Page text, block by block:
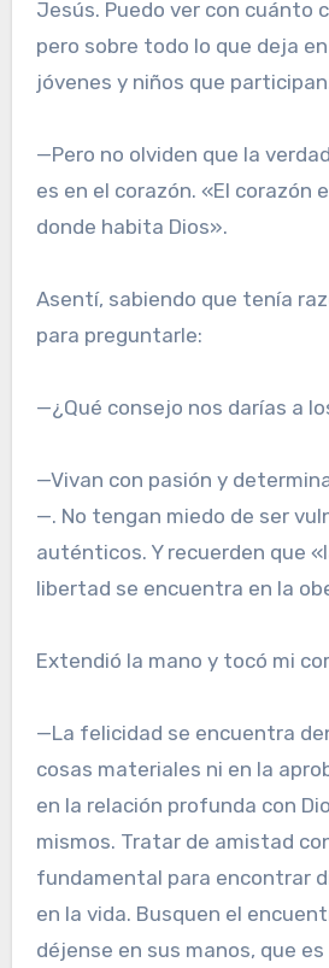
Jesús. Puedo ver con cuánto
pero sobre todo lo que deja
jóvenes y niños que
—Pero no olviden que la
es en el corazón. «El corazón
donde habita Dios».
Asentí, sabiendo que tenía
para preguntarle:
—¿Qué consejo nos darías a
—Vivan con pasión y
—. No tengan miedo de ser
auténticos. Y recuerden que
libertad se encuentra en la
Extendió la mano y tocó mi
—La felicidad se encuentra
cosas materiales ni en la
en la relación profunda con
mismos. Tratar de amistad
fundamental para encontrar
en la vida. Busquen el
déjense en sus manos, que